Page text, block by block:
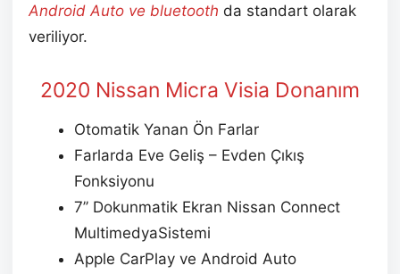
Android Auto ve bluetooth da standart olarak
veriliyor.
2020 Nissan Micra Visia Donanım
Otomatik Yanan Ön Farlar
Farlarda Eve Geliş – Evden Çıkış
Fonksiyonu
7’’ Dokunmatik Ekran Nissan Connect
MultimedyaSistemi
Apple CarPlay ve Android Auto